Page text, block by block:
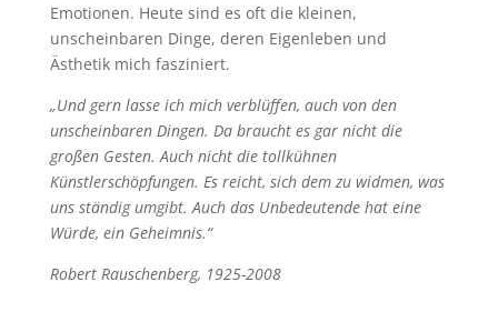
Emotionen. Heute sind es oft die kleinen,
unscheinbaren Dinge, deren Eigenleben und
Ästhetik mich fasziniert.
„Und gern lasse ich mich verblüffen, auch von den
unscheinbaren Dingen. Da braucht es gar nicht die
großen Gesten. Auch nicht die tollkühnen
Künstlerschöpfungen. Es reicht, sich dem zu widmen, was
uns ständig umgibt. Auch das Unbedeutende hat eine
Würde, ein Geheimnis.“
Robert Rauschenberg, 1925-2008